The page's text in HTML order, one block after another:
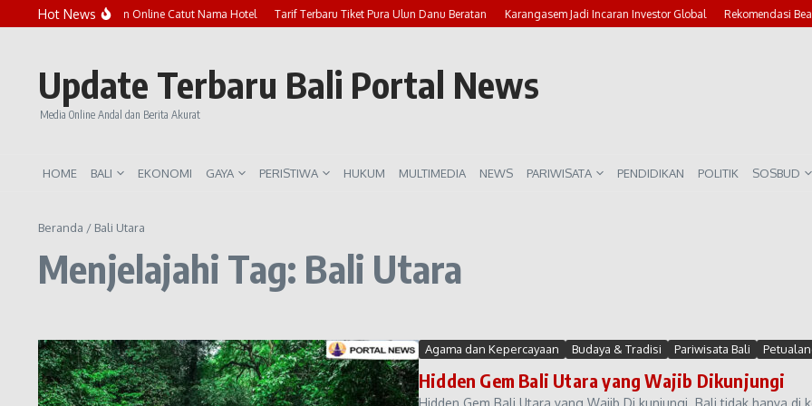
Lewati ke konten
Hot News
Marak Penipuan Online Catut Nama Hotel Tarif Terbaru Tiket Pura Ulun Danu Beratan Karangasem Jadi Incaran Investor Global Rekomendasi
Update Terbaru Bali Portal News
Media Online Andal dan Berita Akurat
HOME BALI EKONOMI GAYA PERISTIWA HUKUM MULTIMEDIA NEWS PARIWISATA PENDIDIKAN POLITIK SOSBUD
Beranda / Bali Utara
Menjelajahi Tag: Bali Utara
Agama dan Kepercayaan Budaya & Tradisi Pariwisata Bali
Hidden Gem Bali Utara yang Wajib Dikunjungi
Hidden Gem Bali Utara yang Wajib Di kunjungi. Bali tidak hanya